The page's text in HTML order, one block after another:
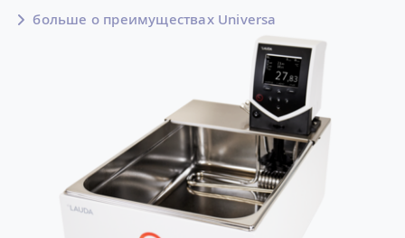
больше о преимуществах Universa